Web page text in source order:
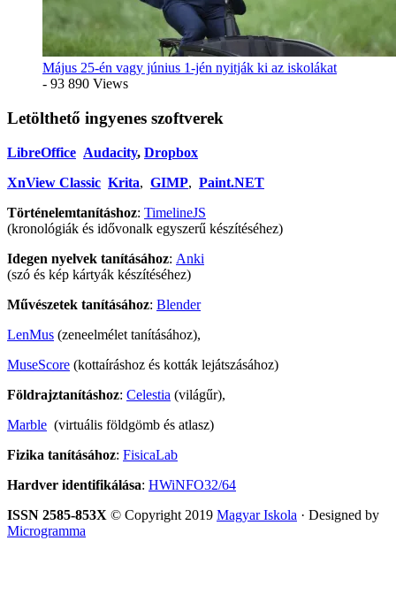
Május 25-én vagy június 1-jén nyitják ki az iskolákat
- 93 890 Views
Letölthető ingyenes szoftverek
LibreOffice Audacity, Dropbox
XnView Classic Krita, GIMP, Paint.NET
Történelemtanításhoz: TimelineJS
(kronológiák és idővonalk egyszerű készítéséhez)
Idegen nyelvek tanításához: Anki
(szó és kép kártyák készítéséhez)
Művészetek tanításához: Blender
LenMus (zeneelmélet tanításához),
MuseScore (kottaíráshoz és kották lejátszásához)
Földrajztanításhoz: Celestia (világűr),
Marble (virtuális földgömb és atlasz)
Fizika tanításához: FisicaLab
Hardver identifikálása: HWiNFO32/64
ISSN 2585-853X © Copyright 2019 Magyar Iskola · Designed by
Microgramma